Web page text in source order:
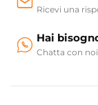
Ricevi una
Hai
Chatta con